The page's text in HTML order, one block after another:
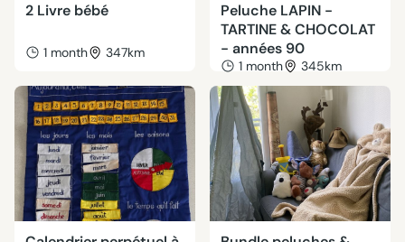
2 Livre bébé
1 month 347km
Peluche LAPIN -
TARTINE & CHOCOLAT
- années 90
1 month 345km